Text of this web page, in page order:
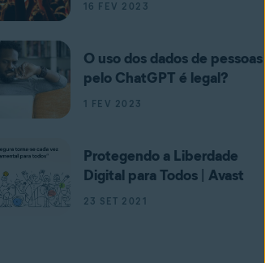
16 FEV 2023
O uso dos dados de pessoas
pelo ChatGPT é legal?
1 FEV 2023
Protegendo a Liberdade
Digital para Todos | Avast
23 SET 2021